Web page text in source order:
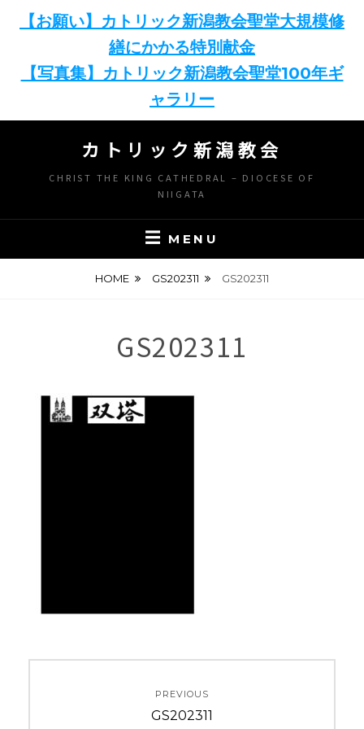
【お願い】カトリック新潟教会聖堂大規模修
繕にかかる特別献金
【写真集】カトリック新潟教会聖堂100年ギ
ャラリー
content
カトリック新潟教会
CHRIST THE KING CATHEDRAL – DIOCESE OF
NIIGATA
MENU
HOME GS202311 GS202311
GS202311
PREVIOUS
Previous
GS202311